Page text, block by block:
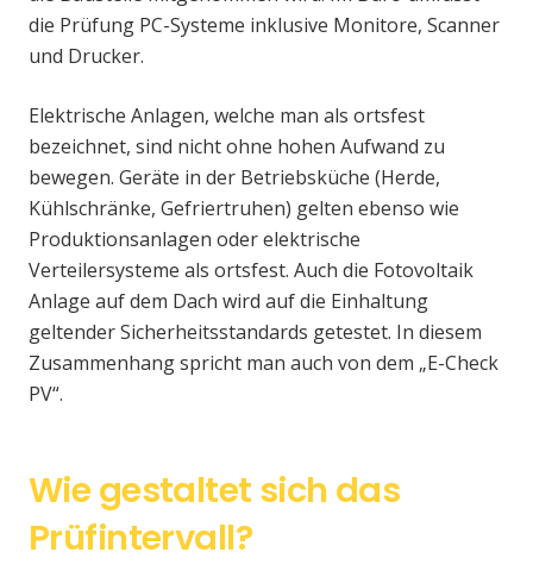
die Prüfung PC-Systeme inklusive Monitore, Scanner
und Drucker.
Elektrische Anlagen, welche man als ortsfest
bezeichnet, sind nicht ohne hohen Aufwand zu
bewegen. Geräte in der Betriebsküche (Herde,
Kühlschränke, Gefriertruhen) gelten ebenso wie
Produktionsanlagen oder elektrische
Verteilersysteme als ortsfest. Auch die Fotovoltaik
Anlage auf dem Dach wird auf die Einhaltung
geltender Sicherheitsstandards getestet. In diesem
Zusammenhang spricht man auch von dem „E-Check
PV“.
Wie gestaltet sich das
Prüfintervall?